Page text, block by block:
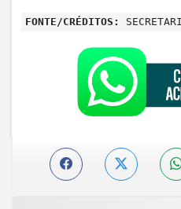
FONTE/CRÉDITOS: